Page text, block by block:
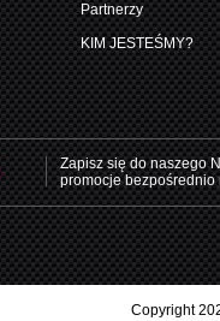
Partnerzy
KIM JESTEŚMY?
Zapisz się do naszego
promocje bezpośrednio
Copyright